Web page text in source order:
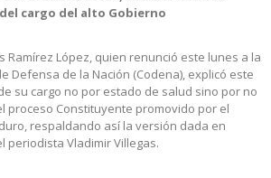
cargo del alto Gobierno
Ramírez López, quien renunció este lunes a la
Defensa de la Nación (Codena), explicó este
su cargo no por estado de salud sino por no
proceso Constituyente promovido por el
respaldando así la versión dada en
periodista Vladimir Villegas.